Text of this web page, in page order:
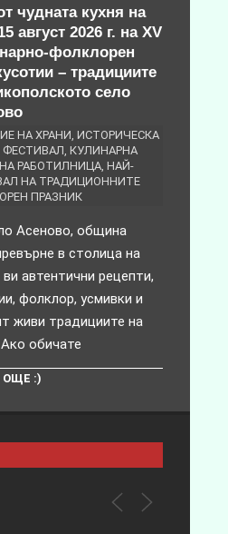
чудната кухня на
август 2026 г. на XV
фолклорен
– традициите
село
НА ХРАНИ ИСТОРИЧЕСКА
ФЕСТИВАЛ КУЛИНАРНА
РАБОТИЛНИЦА НАЙ-
НА ТРАДИЦИОННИТЕ
ПРАЗНИК
Асеново, община
в столица на
автентични рецепти,
фолклор, усмивки и
живи традициите на
обичате
ОЩЕ :)